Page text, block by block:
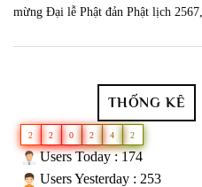
mừng Đại lễ Phật đản Phật lịch 2567,
THỐNG KÊ
2 2 0 2 4 2
Users Today : 174
Users Yesterday : 253